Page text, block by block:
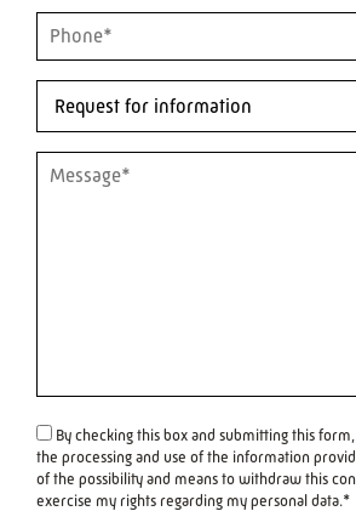
By checking this box and submitting this
the processing and use of the information
of the possibility and means to withdraw this
exercise my rights regarding my personal data.*